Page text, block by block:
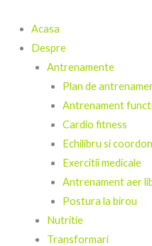
content
Acasa
Despre
Antrenamente
Plan de
Antrenament
Cardio fitness
Echilibru si
Exercitii medicale
Antrenament aer
Postura la birou
Nutritie
Transformari